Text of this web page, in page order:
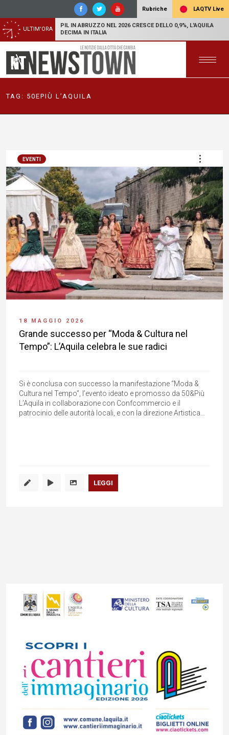
Rubriche LAQTV Live
ULTIM'ORA
PIL IN ABRUZZO NEL 2026 CRESCE DELLO 0,9%, L'AQUILA
DECIMA IN ITALIA
TAG: 50EPIÙ L’AQUILA
EVENTI
18 MAGGIO 2026
Grande successo per “Moda & Cultura nel
Tempo”: L’Aquila celebra le sue radici
Si è conclusa con successo la manifestazione “Moda &
Cultura nel Tempo”, l’evento ideato e promosso da 50&Più
L’Aquila in collaborazione con Confcommercio e il
patrocinio delle autorità locali, e con la direzione Artistica...
LEGGI